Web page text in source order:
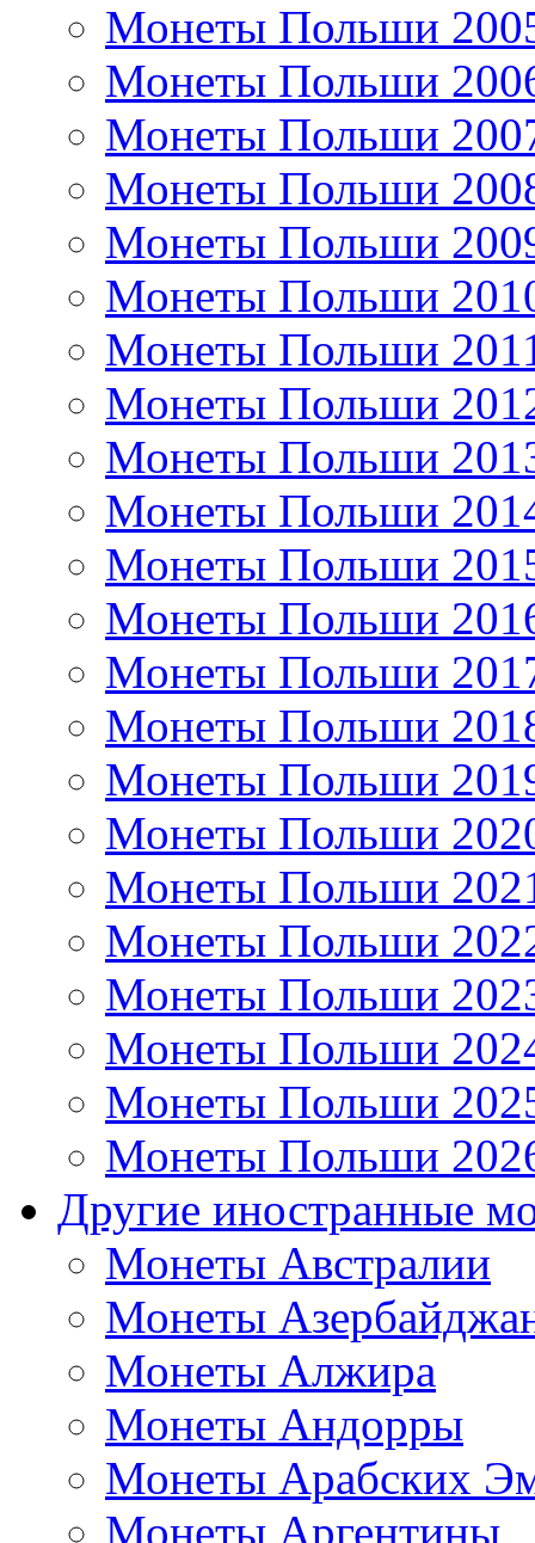
Монеты Польши
Монеты Польши
Монеты Польши
Монеты Польши
Монеты Польши
Монеты Польши
Монеты Польши
Монеты Польши
Монеты Польши
Монеты Польши
Монеты Польши
Монеты Польши
Монеты Польши
Монеты Польши
Монеты Польши
Монеты Польши
Монеты Польши
Монеты Польши
Монеты Польши
Монеты Польши
Монеты Польши
Монеты Польши
Другие иностранные
Монеты Австралии
Монеты
Монеты Алжира
Монеты Андорры
Монеты Арабских
Монеты Аргентины